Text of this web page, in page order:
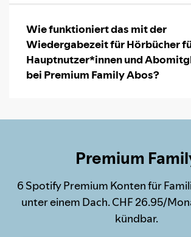
Wie funktioniert das mit der
Wiedergabezeit für Hörbücher
Hauptnutzer*innen und
bei Premium Family Abos?
Premium
6 Spotify Premium Konten für
unter einem Dach. CHF 26.95/
kündbar.